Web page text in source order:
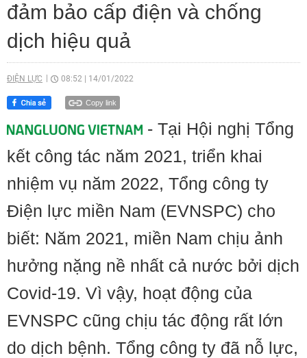
đảm bảo cấp điện và chống
dịch hiệu quả
ĐIỆN LỰC 08:52 14/01/2022
Copy link
- Tại Hội nghị Tổng
kết công tác năm 2021, triển khai
nhiệm vụ năm 2022, Tổng công ty
Điện lực miền Nam (EVNSPC) cho
biết: Năm 2021, miền Nam chịu ảnh
hưởng nặng nề nhất cả nước bởi dịch
Covid-19. Vì vậy, hoạt động của
EVNSPC cũng chịu tác động rất lớn
do dịch bệnh. Tổng công ty đã nỗ lực,